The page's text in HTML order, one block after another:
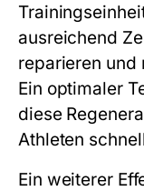
ausreichend
reparieren und
Ein optimaler
diese
Athleten
Ein weiterer